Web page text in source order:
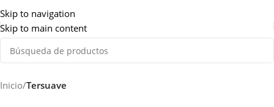
Skip to navigation
Skip to main content
Inicio Tersuave